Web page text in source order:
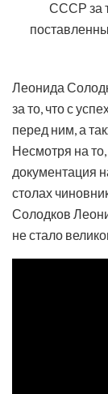
Леонида
за то, что с
перед ним, а
Несмотря на
документация
столах
Солодков
не стало